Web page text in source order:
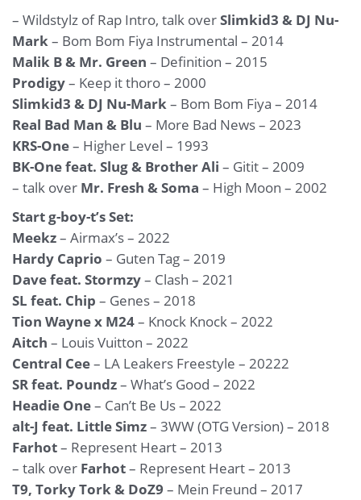
– Wildstylz of Rap Intro, talk overSlimkid3 & DJ Nu-
Mark– Bom Bom Fiya Instrumental – 2014
Malik B & Mr. Green – Definition – 2015
Prodigy– Keep it thoro – 2000
Slimkid3 & DJ Nu-Mark– Bom Bom Fiya – 2014
Real Bad Man & Blu – More Bad News – 2023
KRS-One– Higher Level – 1993
BK-One feat. Slug & Brother Ali – Gitit – 2009
– talk over Mr. Fresh & Soma – High Moon – 2002
Start g-boy-t’s Set:
Meekz– Airmax’s – 2022
Hardy Caprio – Guten Tag – 2019
Dave feat. Stormzy– Clash – 2021
SL feat. Chip – Genes – 2018
Tion Wayne x M24– Knock Knock – 2022
Aitch – Louis Vuitton – 2022
Central Cee– LA Leakers Freestyle – 20222
SR feat. Poundz– What’s Good – 2022
Headie One– Can’t Be Us – 2022
alt-J feat. Little Simz– 3WW (OTG Version) – 2018
Farhot– Represent Heart – 2013
– talk over Farhot– Represent Heart – 2013
T9, Torky Tork & DoZ9 – Mein Freund – 2017